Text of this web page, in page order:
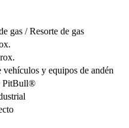
gas / Resorte de gas
vehículos y equipos de andén
PitBull®